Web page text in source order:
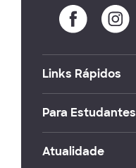
Links Rápidos
Para Estudantes
Atualidade